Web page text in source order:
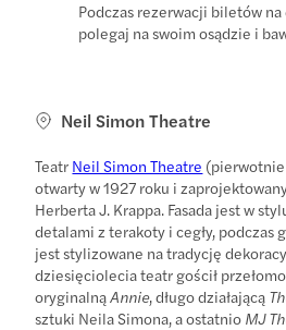
Podczas rezerwacji biletów
polegaj na swoim osądzie i
Neil Simon Theatre
Teatr Neil Simon Theatre (pierwotnie
otwarty w 1927 roku i
Herberta J. Krappa. Fasada jest w
detalami z terakoty i cegły, podczas
jest stylizowane na tradycję
dziesięciolecia teatr gościł
oryginalnąAnnie, długo działającą
sztuki Neila Simona, a ostatnio MJ